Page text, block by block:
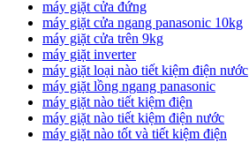
máy giặt cửa đứng
máy giặt cửa ngang panasonic 10kg
máy giặt cửa trên 9kg
máy giặt inverter
máy giặt loại nào tiết kiệm điện nước
máy giặt lồng ngang panasonic
máy giặt nào tiết kiệm điện
máy giặt nào tiết kiệm điện nước
máy giặt nào tốt và tiết kiệm điện